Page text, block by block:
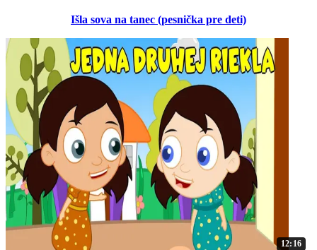
Išla sova na tanec (pesnička pre deti)
12:16